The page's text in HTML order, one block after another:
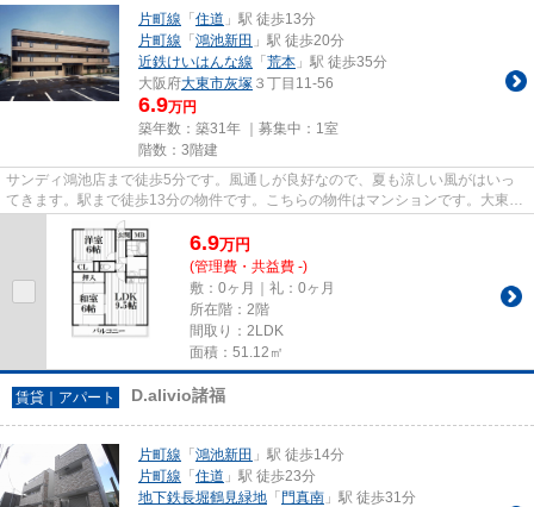
片町線 「 住道 」駅 徒歩13分
片町線 「 鴻池新田 」駅 徒歩20分
近鉄けいはんな線 「 荒本 」駅 徒歩35分
大阪府大東市灰塚 ３丁目11-56
6.9万円
築年数：築31年 ｜募集中： 1室
階数：3階建
サンディ鴻池店まで徒歩5分です。風通しが良好なので、夏も涼しい風がはいっ
てきます。駅まで徒歩13分の物件です。こちらの物件はマンションです。大東市
エリアと片町線住道駅付近での...
6.9万円
(管理費・共益費 -)
敷：0ヶ月｜礼：0ヶ月
所在階：2階
間取り：2LDK
面積：51.12㎡
賃貸｜アパート D.alivio諸福
片町線 「 鴻池新田 」駅 徒歩14分
片町線 「 住道 」駅 徒歩23分
地下鉄長堀鶴見緑地 「 門真南 」駅 徒歩31分